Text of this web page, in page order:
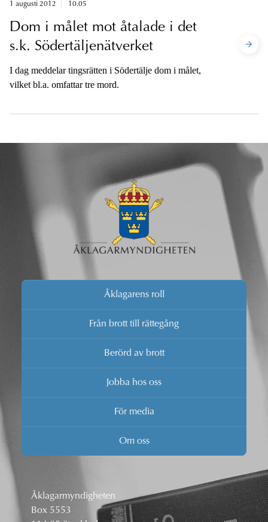
1 augusti 2012 10.05
Dom i målet mot åtalade i det
s.k. Södertäljenätverket
I dag meddelar tingsrätten i Södertälje dom i målet,
vilket bl.a. omfattar tre mord.
Åklagarens roll
Från brott till rättegång
Berörd av brott
Jobba hos oss
För media
Om oss
Åklagarmyndigheten
Box 5553